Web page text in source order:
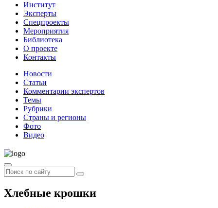
Институт
Эксперты
Спецпроекты
Мероприятия
Библиотека
О проекте
Контакты
Новости
Статьи
Комментарии экспертов
Темы
Рубрики
Страны и регионы
Фото
Видео
Хлебные крошки